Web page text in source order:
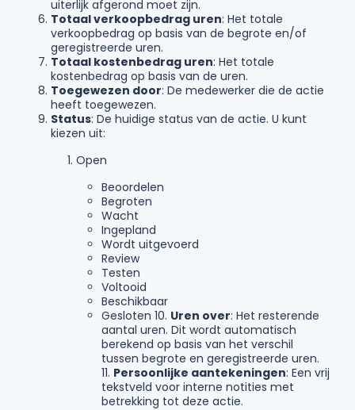
uiterlijk afgerond moet zijn.
Totaal verkoopbedrag uren: Het totale
verkoopbedrag op basis van de begrote en/of
geregistreerde uren.
Totaal kostenbedrag uren: Het totale
kostenbedrag op basis van de uren.
Toegewezen door: De medewerker die de actie
heeft toegewezen.
Status: De huidige status van de actie. U kunt
kiezen uit:
Open
Beoordelen
Begroten
Wacht
Ingepland
Wordt uitgevoerd
Review
Testen
Voltooid
Beschikbaar
Gesloten 10. Uren over: Het resterende
aantal uren. Dit wordt automatisch
berekend op basis van het verschil
tussen begrote en geregistreerde uren.
11. Persoonlijke aantekeningen: Een vrij
tekstveld voor interne notities met
betrekking tot deze actie.